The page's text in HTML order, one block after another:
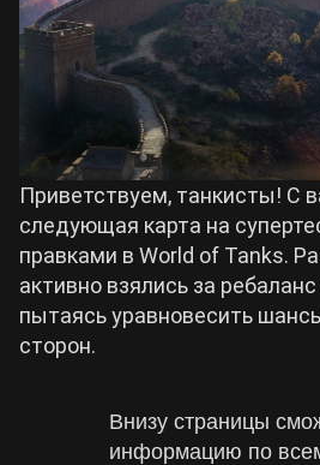
Kingdom Come:
Path of Exile 2
Wuthering Waves
Roblox
Hogwarts Legacy
Билды Cyberpunk 2077
Билды Path of Exile 2
Приветствуем, танкисты! С
следующая карта на
правками в World of Tanks.
активно взялись за
пытаясь уравновесить
сторон.
Внизу страницы
информацию по